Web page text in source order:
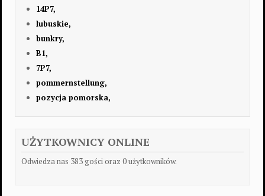
14P7,
lubuskie,
bunkry,
B1,
7P7,
pommernstellung,
pozycja pomorska,
UŻYTKOWNICY ONLINE
Odwiedza nas 383 gości oraz 0 użytkowników.